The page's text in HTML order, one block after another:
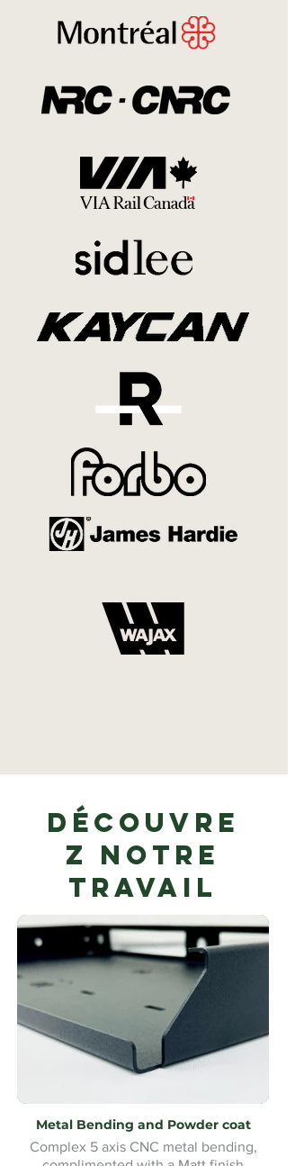
Découvre
z notre
travail
Metal Bending and Powder coat
Complex 5 axis CNC metal bending,